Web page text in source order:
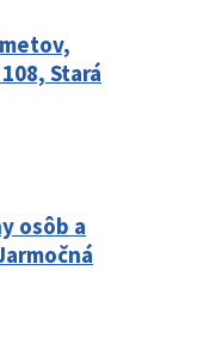
Stará
osôb a